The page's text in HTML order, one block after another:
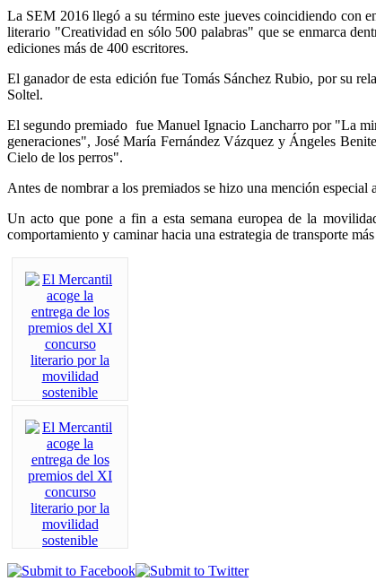
La SEM 2016 llegó a su término este jueves coincidiendo con
literario "Creatividad en sólo 500 palabras" que se enmarca
ediciones más de 400 escritores.
El ganador de esta edición fue Tomás Sánchez Rubio, por su
Soltel.
El segundo premiado fue Manuel Ignacio Lancharro por "La
generaciones", José María Fernández Vázquez y Ángeles
Cielo de los perros".
Antes de nombrar a los premiados se hizo una mención
Un acto que pone a fin a esta semana europea de la
comportamiento y caminar hacia una estrategia de transporte